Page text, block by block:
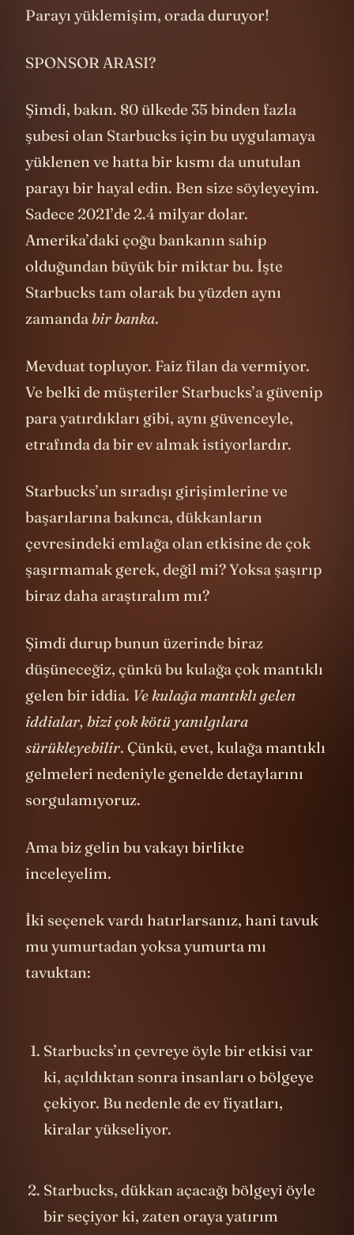
Parayı yüklemişim, orada duruyor!
SPONSOR ARASI?
Şimdi, bakın. 80 ülkede 35 binden fazla
şubesi olan Starbucks için bu uygulamaya
yüklenen ve hatta bir kısmı da unutulan
parayı bir hayal edin. Ben size söyleyeyim.
Sadece 2021’de 2.4 milyar dolar.
Amerika’daki çoğu bankanın sahip
olduğundan büyük bir miktar bu. İşte
Starbucks tam olarak bu yüzden aynı
zamandabir banka.
Mevduat topluyor. Faiz filan da vermiyor.
Ve belki de müşteriler Starbucks’a güvenip
para yatırdıkları gibi, aynı güvenceyle,
etrafında da bir ev almak istiyorlardır.
Starbucks’un sıradışı girişimlerine ve
başarılarına bakınca, dükkanların
çevresindeki emlağa olan etkisine de çok
şaşırmamak gerek, değil mi? Yoksa şaşırıp
biraz daha araştıralım mı?
Şimdi durup bunun üzerinde biraz
düşüneceğiz, çünkü bu kulağa çok mantıklı
gelen bir iddia. Ve kulağa mantıklı gelen
iddialar, bizi çok kötü yanılgılara
sürükleyebilir. Çünkü, evet, kulağa mantıklı
gelmeleri nedeniyle genelde detaylarını
sorgulamıyoruz.
Ama biz gelin bu vakayı birlikte
inceleyelim.
İki seçenek vardı hatırlarsanız, hani tavuk
mu yumurtadan yoksa yumurta mı
tavuktan:
Starbucks’ın çevreye öyle bir etkisi var
ki, açıldıktan sonra insanları o bölgeye
çekiyor. Bu nedenle de ev fiyatları,
kiralar yükseliyor.
Starbucks, dükkan açacağı bölgeyi öyle
bir seçiyor ki, zaten oraya yatırım